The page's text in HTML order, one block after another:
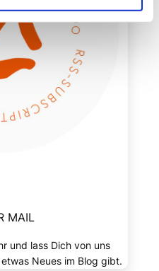
MAIL
und lass Dich von uns
Neues im Blog gibt.